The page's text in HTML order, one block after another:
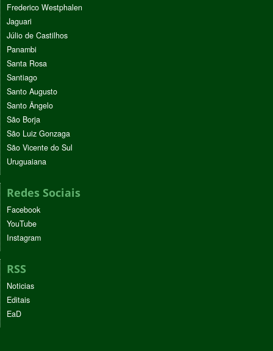
Frederico Westphalen
Jaguari
Júlio de Castilhos
Panambi
Santa Rosa
Santiago
Santo Augusto
Santo Ângelo
São Borja
São Luiz Gonzaga
São Vicente do Sul
Uruguaiana
Redes Sociais
Facebook
YouTube
Instagram
RSS
Noticias
Editais
EaD